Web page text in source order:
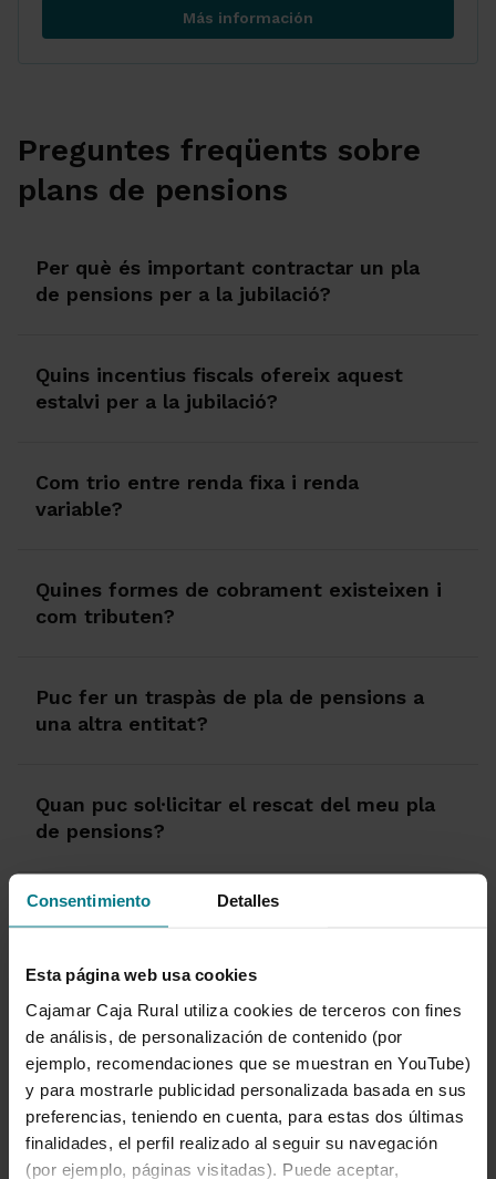
Consentimiento Detalles
Esta página web usa cookies
Cajamar Caja Rural utiliza cookies de terceros con fines
de análisis, de personalización de contenido (por
ejemplo, recomendaciones que se muestran en YouTube)
y para mostrarle publicidad personalizada basada en sus
preferencias, teniendo en cuenta, para estas dos últimas
finalidades, el perfil realizado al seguir su navegación
(por ejemplo, páginas visitadas). Puede aceptar,
Más informaciónPlan Gestión Futuro 2030
Preguntes freqüents sobre
plans de pensions
Per què és important contractar un pla
de pensions per a la jubilació?
Quins incentius fiscals ofereix aquest
estalvi per a la jubilació?
Com trio entre renda fixa i renda
variable?
Quines formes de cobrament existeixen i
com tributen?
Puc fer un traspàs de pla de pensions a
una altra entitat?
Quan puc sol·licitar el rescat del meu pla
de pensions?
Saber més sobre jubilació
1 de 1